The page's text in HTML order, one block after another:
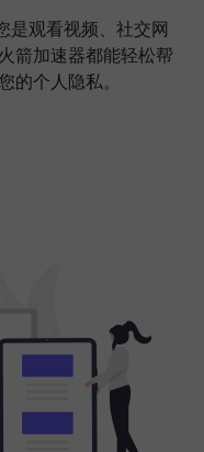
是观看视频、社交网
箭加速器都能轻松帮
的个人隐私。